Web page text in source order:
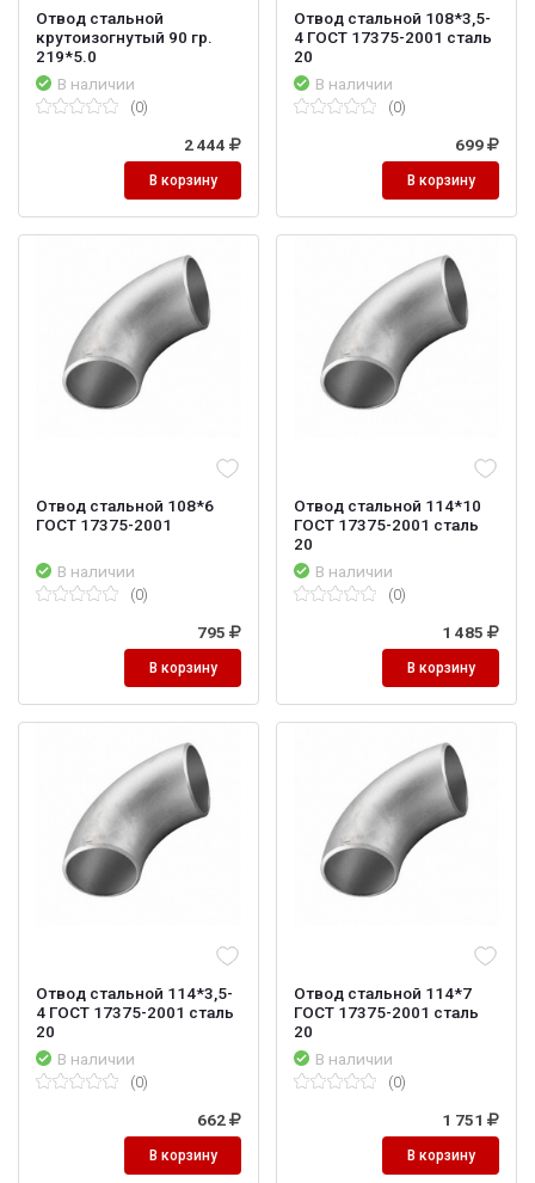
Отвод стальной
крутоизогнутый 90 гр.
219*5.0
В наличии
(0)
2 444
В корзину
Отвод стальной 108*3,5-
4 ГОСТ 17375-2001 сталь
20
В наличии
(0)
699
В корзину
Отвод стальной 108*6
ГОСТ 17375-2001
В наличии
(0)
795
В корзину
Отвод стальной 114*10
ГОСТ 17375-2001 сталь
20
В наличии
(0)
1 485
В корзину
Отвод стальной 114*3,5-
4 ГОСТ 17375-2001 сталь
20
В наличии
(0)
662
В корзину
Отвод стальной 114*7
ГОСТ 17375-2001 сталь
20
В наличии
(0)
1 751
В корзину